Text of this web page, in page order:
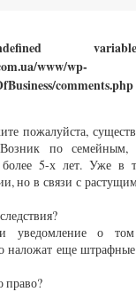
www/wp-
comments.php
пожалуйста,
по
более 5-х лет. Уже в
но в связи с
уведомление о
наложат еще
право?